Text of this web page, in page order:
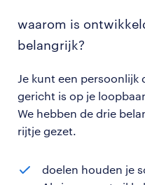
waarom is
belangrijk?
Je kunt een persoonlijk
gericht is op je
We hebben de drie
rijtje gezet.
doelen houden je